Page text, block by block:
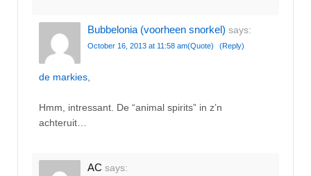
Bubbelonia (voorheen snorkel) says:
October 16, 2013 at 11:58 am(Quote) (Reply)
de markies
Hmm, intressant. De “animal spirits” in z’n
achteruit…
AC says: